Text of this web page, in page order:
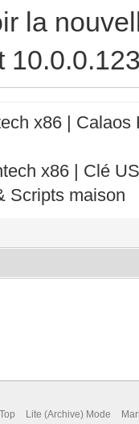
la
x86 |
x86 | Clé
Scripts maison
Lite (Archive) Mode